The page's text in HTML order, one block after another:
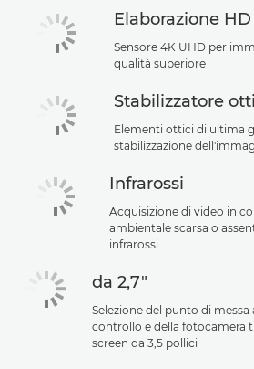
Elaborazione
Sensore 4K UHD per
qualità superiore
Stabilizzatore
Elementi ottici di ultima
stabilizzazione
Infrarossi
Acquisizione di video in
ambientale scarsa o
infrarossi
da 2,7"
Selezione del punto di
controllo e della fotocamera
screen da 3,5 pollici